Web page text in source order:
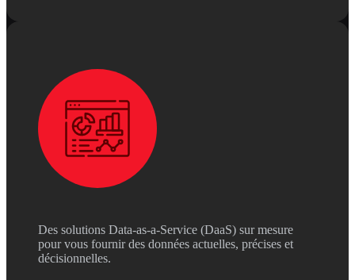
Des solutions Data-as-a-Service (DaaS) sur mesure
pour vous fournir des données actuelles, précises et
décisionnelles.